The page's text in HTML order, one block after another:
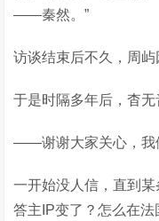
——秦然。”
访谈结束后不久，周屿
于是时隔多年后，杳无
——谢谢大家关心，我
一开始没人信，直到
答主IP变了？怎么在